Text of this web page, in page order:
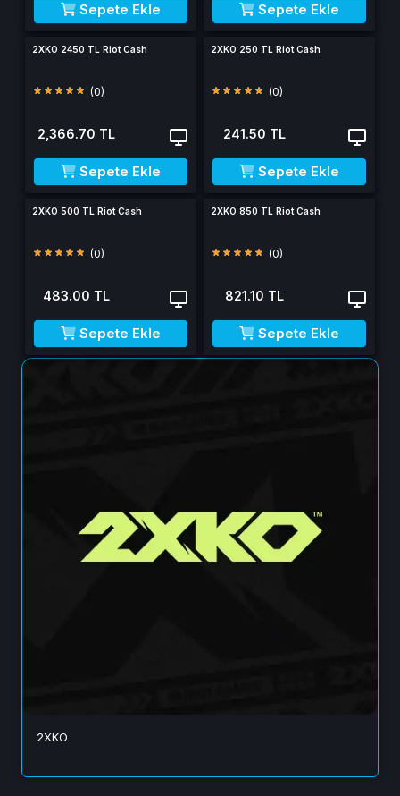
Sepete Ekle Sepete Ekle
2XKO 2450 TL Riot Cash
(0)
2,366.70 TL
Sepete Ekle
2XKO 250 TL Riot Cash
(0)
241.50 TL
Sepete Ekle
2XKO 500 TL Riot Cash
(0)
483.00 TL
Sepete Ekle
2XKO 850 TL Riot Cash
(0)
821.10 TL
Sepete Ekle
2XKO